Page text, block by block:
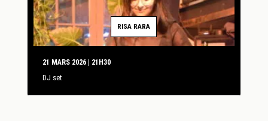
RISA RARA
21 MARS 2026 | 21H30
DJ set